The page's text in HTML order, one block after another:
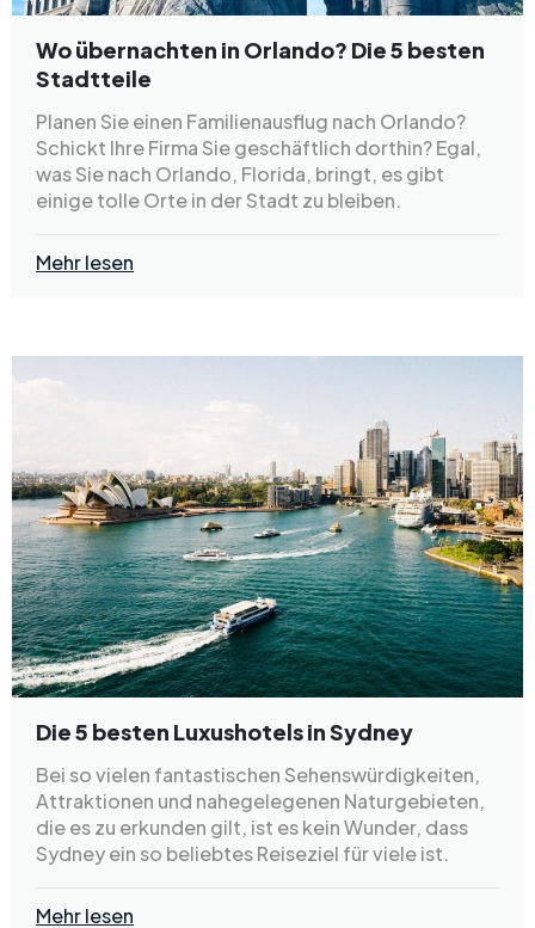
Wo übernachten in Orlando? Die 5 besten
Stadtteile
Planen Sie einen Familienausflug nach Orlando?
Schickt Ihre Firma Sie geschäftlich dorthin? Egal,
was Sie nach Orlando, Florida, bringt, es gibt
einige tolle Orte in der Stadt zu bleiben.
Mehr lesen
Die 5 besten Luxushotels in Sydney
Bei so vielen fantastischen Sehenswürdigkeiten,
Attraktionen und nahegelegenen Naturgebieten,
die es zu erkunden gilt, ist es kein Wunder, dass
Sydney ein so beliebtes Reiseziel für viele ist.
Mehr lesen